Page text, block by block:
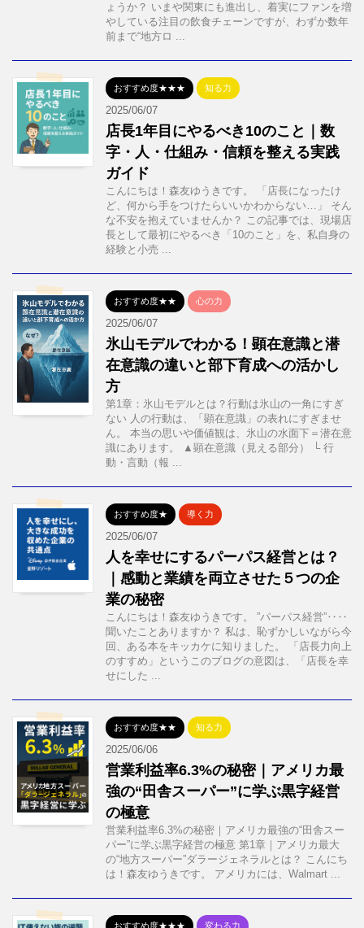
ょうか？ いまや関東にも進出し、着実にファンを増
やしている注目の飲食チェーンですが、わずか数年
前まで“地方ロ ...
おすすめ度★★★ 知る力
2025/06/07
店長1年目にやるべき10のこと｜数
字・人・仕組み・信頼を整える実践
ガイド
こんにちは！森友ゆうきです。 「店長になったけ
ど、何から手をつけたらいいかわからない…」 そん
な不安を抱えていませんか？ この記事では、現場店
長として最初にやるべき「10のこと」を、私自身の
経験と小売 ...
おすすめ度★★ 心の力
2025/06/07
氷山モデルでわかる！顕在意識と潜
在意識の違いと部下育成への活かし
方
第1章：氷山モデルとは？行動は氷山の一角にすぎ
ない 人の行動は、「顕在意識」の表れにすぎませ
ん。 本当の思いや価値観は、氷山の水面下＝潜在意
識にあります。 ▲顕在意識（見える部分） └ 行
動・言動（報 ...
おすすめ度★ 導く力
2025/06/07
人を幸せにするパーパス経営とは？
｜感動と業績を両立させた５つの企
業の秘密
こんにちは！森友ゆうきです。 ”パーパス経営”‥‥
聞いたことありますか？ 私は、恥ずかしいながら今
回、ある本をキッカケに知りました。 「店長力向上
のすすめ」というこのブログの意図は、「店長を幸
せにした ...
おすすめ度★★ 知る力
2025/06/06
営業利益率6.3%の秘密｜アメリカ最
強の“田舎スーパー”に学ぶ黒字経営
の極意
営業利益率6.3%の秘密｜アメリカ最強の“田舎スー
パー”に学ぶ黒字経営の極意 第1章｜アメリカ最大
の“地方スーパー”ダラージェネラルとは？ こんにち
は！森友ゆうきです。 アメリカには、Walmart ...
おすすめ度★★★ 変わる力